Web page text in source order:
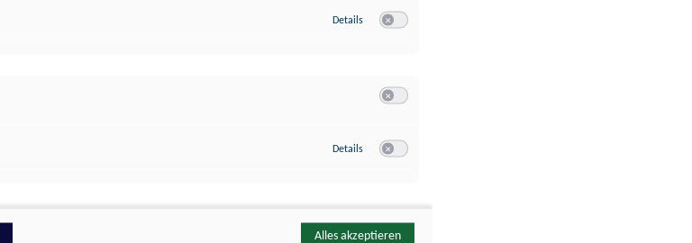
Details zu Google Analytics
Details zu YouTube
Alles akzeptieren